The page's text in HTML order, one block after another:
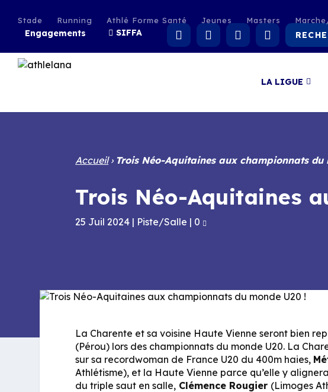
Stade Running Athlé Forme Santé Jeunes Masters
Engagements SIFFA
LA LIGUE
Accueil› Trois Néo-Aquitaines aux championnats du
Trois Néo-Aquitaines
25 Juil 2024 | Piste/Salle | 0
La Charente et sa voisine Haute Vienne seront bien
(Pérou) lors des championnats du monde U20. La
sur sa recordwoman de France U20 du 400m haies,
Athlétisme), et la Haute Vienne parce qu’elle y
du triple saut en salle, Clémence Rougier (Limoges